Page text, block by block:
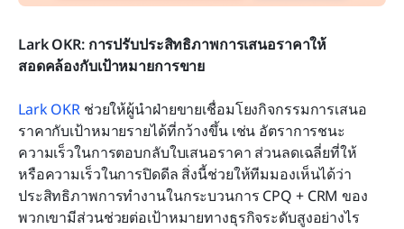
Lark OKR: การปรับประสิทธิภาพการเสนอราคาให้
สอดคล้องกับเป้าหมายการขาย
Lark OKR ช่วยให้ผู้นำฝ่ายขายเชื่อมโยงกิจกรรมการเสนอ
ราคากับเป้าหมายรายได้ที่กว้างขึ้น เช่น อัตราการชนะ
ความเร็วในการตอบกลับใบเสนอราคา ส่วนลดเฉลี่ยที่ให้
หรือความเร็วในการปิดดีล สิ่งนี้ช่วยให้ทีมมองเห็นได้ว่า
ประสิทธิภาพการทำงานในกระบวนการ CPQ + CRM ของ
พวกเขามีส่วนช่วยต่อเป้าหมายทางธุรกิจระดับสูงอย่างไร